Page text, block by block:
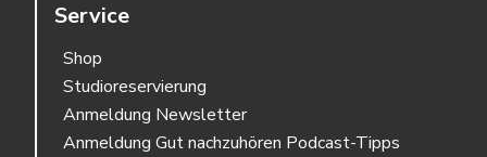
Service
Shop
Studioreservierung
Anmeldung Newsletter
Anmeldung Gut nachzuhören Podcast-Tipps